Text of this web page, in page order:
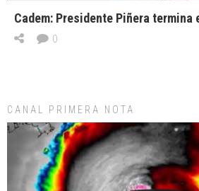
Cadem: Presidente Piñera termina
0
CANAL PRIMERA NOTA